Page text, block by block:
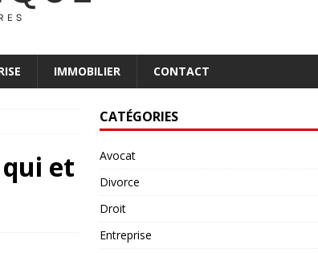
IMMOBILIER CONTACT
et
CATÉGORIES
Avocat
Divorce
Droit
Entreprise